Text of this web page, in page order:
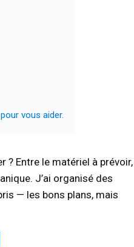
vous aider.
? Entre le matériel à prévoir,
J’ai organisé des
— les bons plans, mais